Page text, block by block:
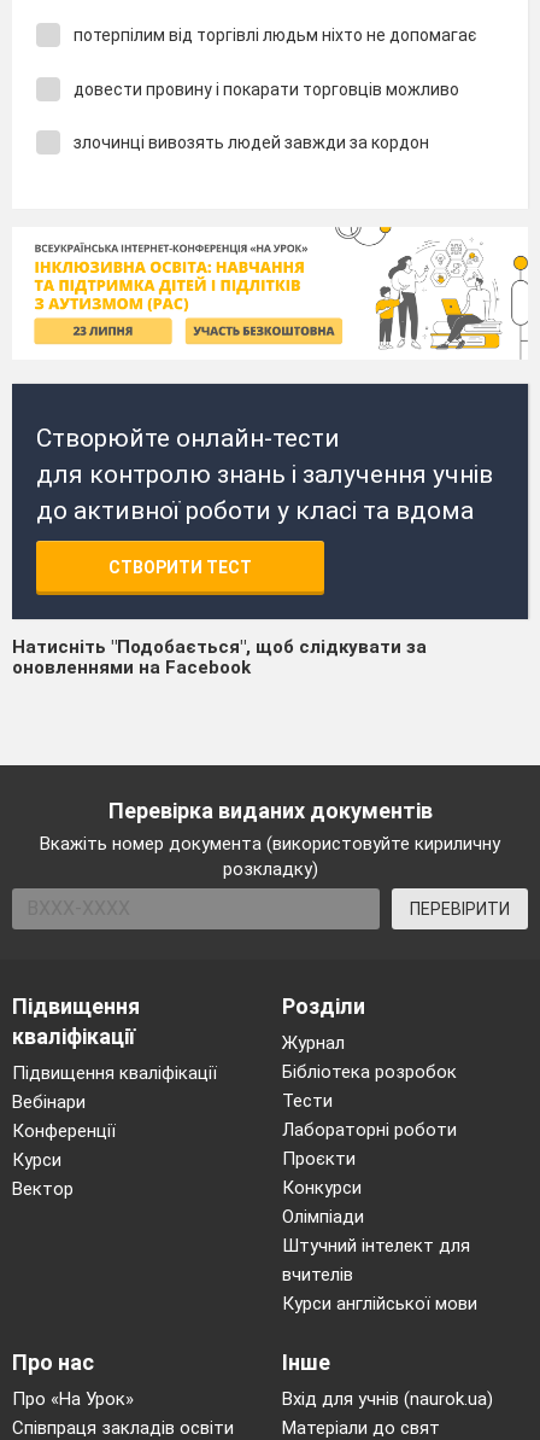
потерпілим від торгівлі людьм ніхто не допомагає
довести провину і покарати торговців можливо
злочинці вивозять людей завжди за кордон
Створюйте онлайн-тести
для контролю знань і залучення учнів
до активної роботи у класі та вдома
СТВОРИТИ ТЕСТ
Натисніть "Подобається", щоб слідкувати за
оновленнями на Facebook
Перевірка виданих документів
Вкажіть номер документа (використовуйте кириличну
розкладку)
ПЕРЕВІРИТИ
Підвищення
кваліфікації
Підвищення кваліфікації
Вебінари
Конференції
Курси
Вектор
Розділи
Журнал
Бібліотека розробок
Тести
Лабораторні роботи
Проєкти
Конкурси
Олімпіади
Штучний інтелект для
вчителів
Курси англійської мови
Про нас
Про «На Урок»
Співпраця закладів освіти
Інше
Вхід для учнів (naurok.ua)
Матеріали до свят